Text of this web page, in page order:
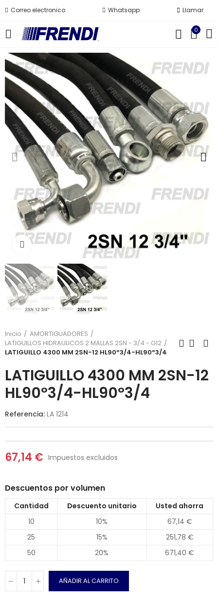
Correo electronico Whatsapp Llamar
0
Click para agrandar
Inicio
AMORTIGUADORES
LATIGUILLOS HIDRAULICOS 2 MALLAS 2SN - 3/4 - G12
LATIGUILLO 4300 MM 2SN-12 HL90º3/4-HL90º3/4
LATIGUILLO 4300 MM 2SN-12
HL90º3/4-HL90º3/4
Referencia: LA 1214
67,14 € Impuestos excluidos
Descuentos por volumen
Cantidad Descuento unitario
Usted ahorra
10
10%
67,14 €
25
15%
251,78 €
50
20% 671,40 €
AÑADIR AL CARRITO